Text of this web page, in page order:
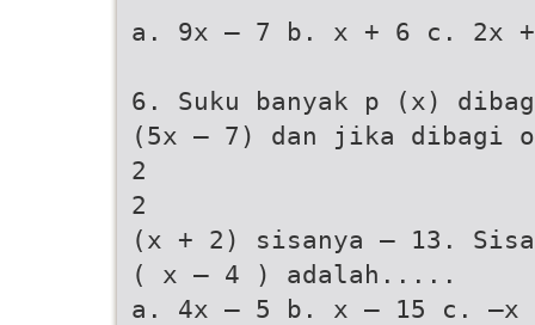
a. 9x – 7 b. x + 6 c. 2x
6. Suku banyak p (x)
(5x – 7) dan jika dibagi
2
2
(x + 2) sisanya – 13. Sisa
( x – 4 ) adalah.....
a. 4x – 5 b. x – 15 c. –x